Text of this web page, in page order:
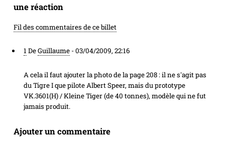
une réaction
Fil des commentaires de ce billet
1 DeGuillaume-03/04/2009, 22:16
A cela il faut ajouter la photo de la page 208 : il ne s'agit pas
du Tigre I que pilote Albert Speer, mais du prototype
VK.3601(H) / Kleine Tiger (de 40 tonnes), modèle qui ne fut
jamais produit.
Ajouter un commentaire